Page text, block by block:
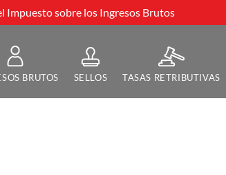
Impuesto sobre los Ingresos Brutos
BRUTOS SELLOS TASAS RETRIBUTIVAS